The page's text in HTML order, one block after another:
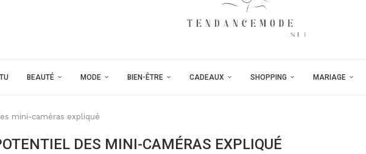
BEAUTÉ MODE BIEN-ÊTRE CADEAUX SHOPPING MARIAGE
mini-caméras expliqué
DES MINI-CAMÉRAS EXPLIQUÉ